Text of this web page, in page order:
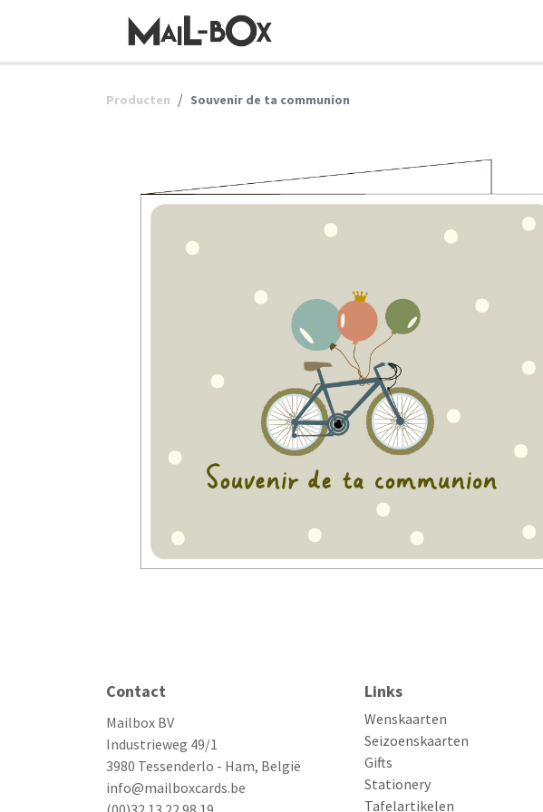
Producten Souvenir de ta communion
Contact
Mailbox BV
Industrieweg 49/1
3980 Tessenderlo - Ham, België
info@mailboxcards.be
Links
Wenskaarten
Seizoenskaarten
Gifts
Stationery
Tafelartikelen